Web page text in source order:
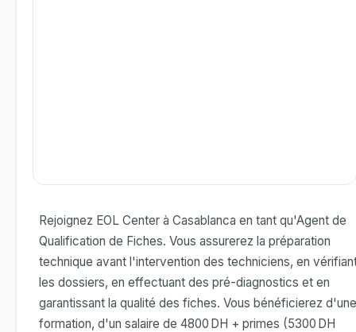
Rejoignez EOL Center à Casablanca en tant qu'Agent de
Qualification de Fiches. Vous assurerez la préparation
technique avant l'intervention des techniciens, en
les dossiers, en effectuant des pré-diagnostics et en
garantissant la qualité des fiches. Vous bénéficierez d'une
formation, d'un salaire de 4800 DH + primes (5300 DH